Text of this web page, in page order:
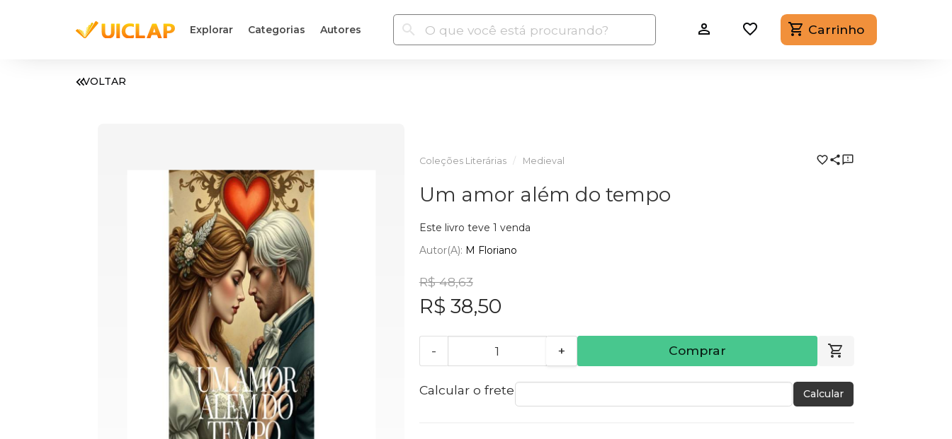
Explorar Categorias Autores Carrinho
VOLTAR
Coleções Literárias Medieval
Um amor além do tempo
Este livro teve 1 venda
Autor(a): M Floriano
R$ 48,63
R$ 38,50
- + Comprar
Calcular o frete Calcular